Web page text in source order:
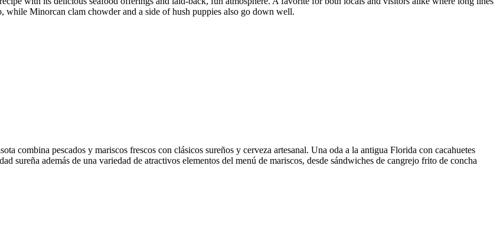
Minorcan clam chowder and a side of hush puppies also go down well.
combina pescados y mariscos frescos con clásicos sureños y cerveza artesanal. Una oda a la antigua Florida con cacahuetes
sureña además de una variedad de atractivos elementos del menú de mariscos, desde sándwiches de cangrejo frito de concha